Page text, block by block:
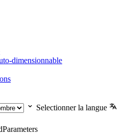
dimensionnable
Selectionner la langue